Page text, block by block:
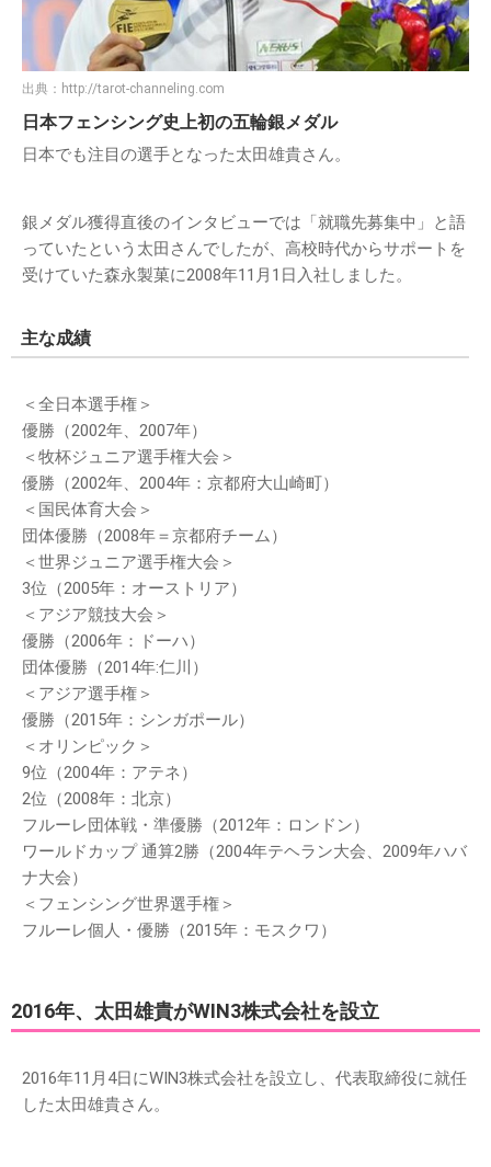
出典： http://tarot-channeling.com
日本フェンシング史上初の五輪銀メダル
日本でも注目の選手となった太田雄貴さん。
銀メダル獲得直後のインタビューでは「就職先募集中」と語
っていたという太田さんでしたが、高校時代からサポートを
受けていた森永製菓に2008年11月1日入社しました。
主な成績
＜全日本選手権＞
優勝（2002年、2007年）
＜牧杯ジュニア選手権大会＞
優勝（2002年、2004年：京都府大山崎町）
＜国民体育大会＞
団体優勝（2008年＝京都府チーム）
＜世界ジュニア選手権大会＞
3位（2005年：オーストリア）
＜アジア競技大会＞
優勝（2006年：ドーハ）
団体優勝（2014年:仁川）
＜アジア選手権＞
優勝（2015年：シンガポール）
＜オリンピック＞
9位（2004年：アテネ）
2位（2008年：北京）
フルーレ団体戦・準優勝（2012年：ロンドン）
ワールドカップ 通算2勝（2004年テヘラン大会、2009年ハバ
ナ大会）
＜フェンシング世界選手権＞
フルーレ個人・優勝（2015年：モスクワ）
2016年、太田雄貴がWIN3株式会社を設立
2016年11月4日にWIN3株式会社を設立し、代表取締役に就任
した太田雄貴さん。